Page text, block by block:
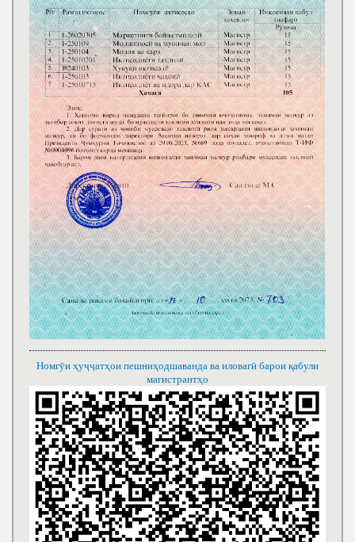
Номгӯи ҳуҷҷатҳои пешниҳодшаванда ва иловагӣ барои қабули
магистрантҳо